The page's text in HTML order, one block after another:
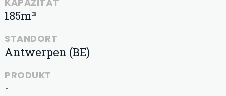
185m³
STANDORT
Antwerpen (BE)
PRODUKT
-